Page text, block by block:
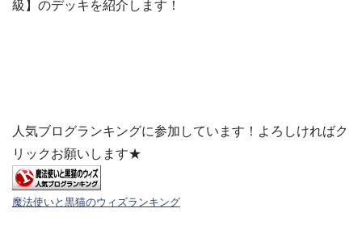
級】のデッキを紹介します！
人気ブログランキングに参加しています！よろしければク
リックお願いします★
魔法使いと黒猫のウィズランキング